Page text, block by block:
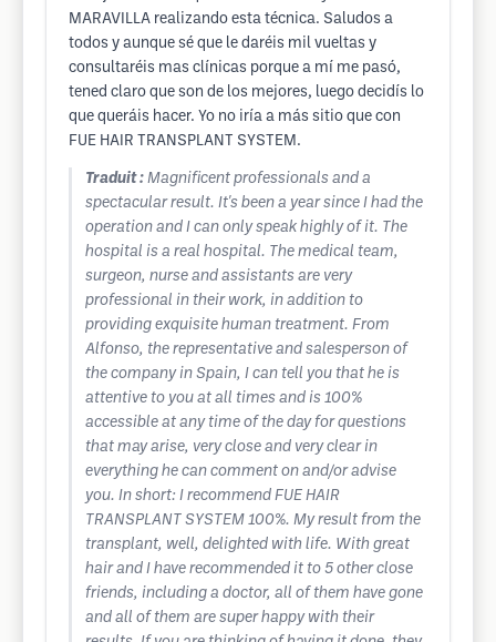
MARAVILLA realizando esta técnica. Saludos a
todos y aunque sé que le daréis mil vueltas y
consultaréis mas clínicas porque a mí me pasó,
tened claro que son de los mejores, luego decidís lo
que queráis hacer. Yo no iría a más sitio que con
FUE HAIR TRANSPLANT SYSTEM.
Traduit : Magnificent professionals and a
spectacular result. It's been a year since I had the
operation and I can only speak highly of it. The
hospital is a real hospital. The medical team,
surgeon, nurse and assistants are very
professional in their work, in addition to
providing exquisite human treatment. From
Alfonso, the representative and salesperson of
the company in Spain, I can tell you that he is
attentive to you at all times and is 100%
accessible at any time of the day for questions
that may arise, very close and very clear in
everything he can comment on and/or advise
you. In short: I recommend FUE HAIR
TRANSPLANT SYSTEM 100%. My result from the
transplant, well, delighted with life. With great
hair and I have recommended it to 5 other close
friends, including a doctor, all of them have gone
and all of them are super happy with their